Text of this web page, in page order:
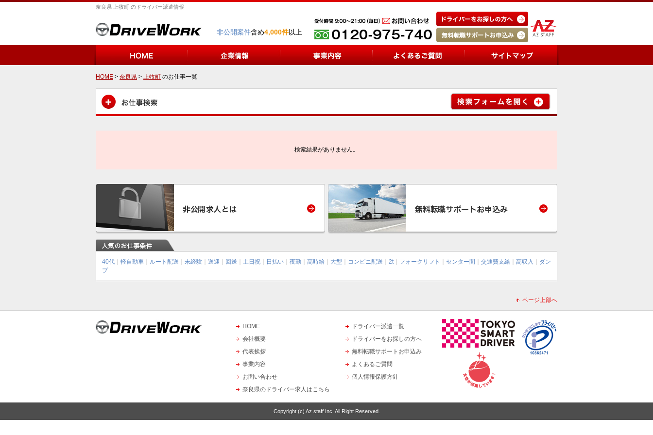
奈良県 上牧町 のドライバー派遣情報
非公開案件含め4,000件以上
HOME > 奈良県 > 上牧町 のお仕事一覧
検索結果がありません。
40代 軽自動車 ルート配送 未経験 送迎 回送 土日祝 日払い 夜勤 高時給 大型 コンビニ配送 2t｜ フォークリフト センター間 交通費支給 高収入
ダン
プ
ページ上部へ
HOME
会社概要
代表挨拶
事業内容
お問い合わせ
奈良県のドライバー求人はこちら
ドライバー派遣一覧
ドライバーをお探しの方へ
無料転職サポートお申込み
よくあるご質問
個人情報保護方針
Copyright (c) Az staff Inc. All Right Reserved.